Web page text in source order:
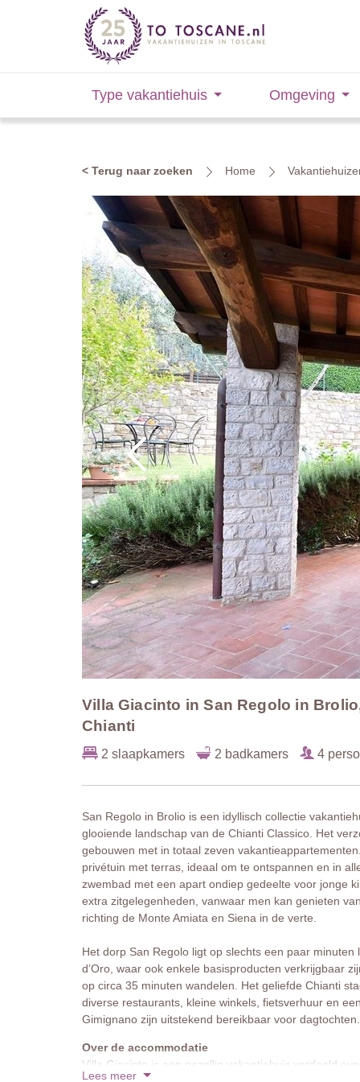
Type vakantiehuis Omgeving
< Terug naar zoeken Home
Villa Giacinto in San Regolo in
Chianti
2 slaapkamers 2 badkamers 4
San Regolo in Brolio is een idyllisch collectie
glooiende landschap van de Chianti Classico. Het
gebouwen met in totaal zeven
privétuin met terras, ideaal om te ontspannen en in
zwembad met een apart ondiep gedeelte voor jonge
extra zitgelegenheden, vanwaar men kan genieten
richting de Monte Amiata en Siena in de verte.
Het dorp San Regolo ligt op slechts een paar
d’Oro, waar ook enkele basisproducten verkrijgbaar
op circa 35 minuten wandelen. Het geliefde Chianti
diverse restaurants, kleine winkels, fietsverhuur en
Gimignano zijn uitstekend bereikbaar voor dagtochten.
Over de accommodatie
Villa Giacinto is een gezellig vakantiehuis verdeeld
Lees meer